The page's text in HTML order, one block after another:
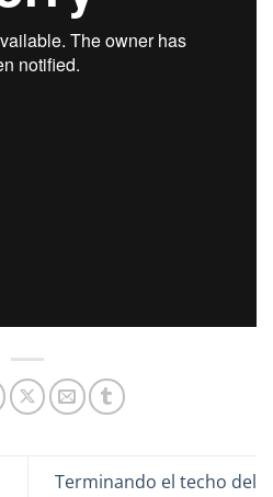
Terminando el techo del